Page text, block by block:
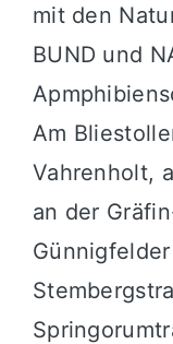
mit den
BUND und
Am
Vahrenholt,
an der